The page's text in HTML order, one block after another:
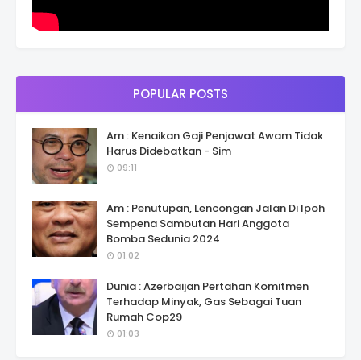
POPULAR POSTS
Am : Kenaikan Gaji Penjawat Awam Tidak
Harus Didebatkan - Sim
09:11
Am : Penutupan, Lencongan Jalan Di Ipoh
Sempena Sambutan Hari Anggota
Bomba Sedunia 2024
01:02
Dunia : Azerbaijan Pertahan Komitmen
Terhadap Minyak, Gas Sebagai Tuan
Rumah Cop29
01:03